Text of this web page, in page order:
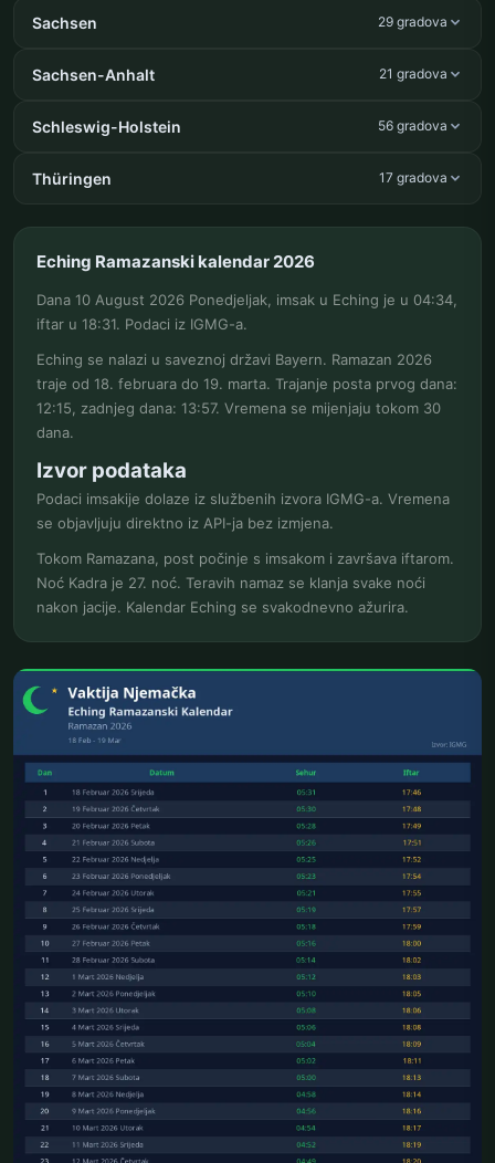
Sachsen 29 gradova
Sachsen-Anhalt 21 gradova
Schleswig-Holstein 56 gradova
Thüringen 17 gradova
Eching Ramazanski kalendar 2026
Dana 10 August 2026 Ponedjeljak, imsak u Eching je u 04:34,
iftar u 18:31. Podaci iz IGMG-a.
Eching se nalazi u saveznoj državi Bayern. Ramazan 2026
traje od 18. februara do 19. marta. Trajanje posta prvog dana:
12:15, zadnjeg dana: 13:57. Vremena se mijenjaju tokom 30
dana.
Izvor podataka
Podaci imsakije dolaze iz službenih izvora IGMG-a. Vremena
se objavljuju direktno iz API-ja bez izmjena.
Tokom Ramazana, post počinje s imsakom i završava iftarom.
Noć Kadra je 27. noć. Teravih namaz se klanja svake noći
nakon jacije. Kalendar Eching se svakodnevno ažurira.